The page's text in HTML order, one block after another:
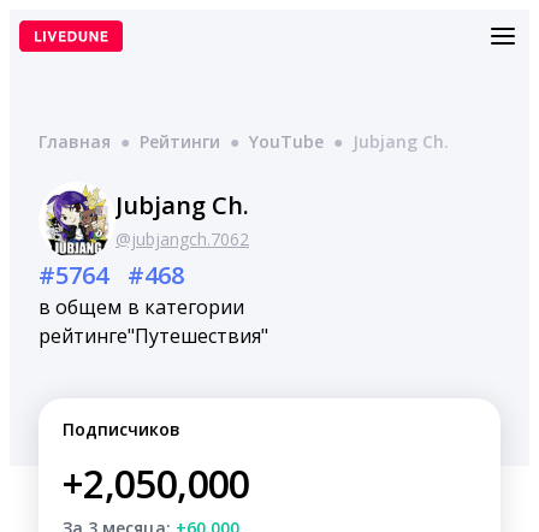
Перейти
Главная ● Рейтинги ● YouTube ● Jubjang Ch.
Jubjang Ch.
@jubjangch.7062
#5764
в общем
рейтинге
#468
в категории
"Путешествия"
Подписчиков
+2,050,000